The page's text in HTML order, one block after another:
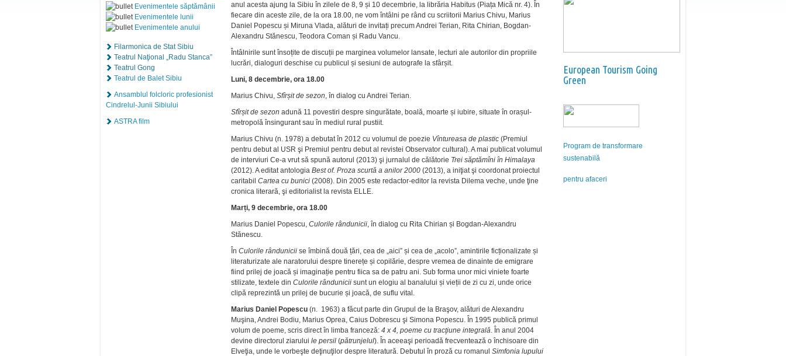
Evenimentele săptămânii
Evenimentele lunii
Evenimentele anului
Filarmonica de Stat Sibiu
Teatrul Naţional „Radu Stanca”
Teatrul Gong
Teatrul de Balet Sibiu
Ansamblul folcloric profesionist
Cindrelul-Junii Sibiului
ASTRA film
anul acesta ajung la Sibiu în zilele de 8, 9 și 10 decembrie, la librăria Habitus (Piața Mică nr. 4). În
fiecare din aceste zile, de la ora 18.00, ne vom întâlni pe rând cu scriitorii Marius Chivu, Marius
Daniel Popescu și Miruna Vlada, alături de invitați precum Andrei Terian, Rita Chirian, Bogdan-
Alexandru Stănescu, Teodora Coman și Radu Vancu.
Întâlnirile sunt însoțite de discuții pe marginea volumelor lansate, lecturi ale autorilor din propriile
lucrări, dialoguri deschise cu publicul și sesiuni de autografe la sfârșit.
Luni, 8 decembrie, ora 18.00
Marius Chivu, Sfîrșit de sezon, în dialog cu Andrei Terian.
Sfîrșit de sezon adună 11 povestiri despre singurătate, boală, moarte și iubire, situate în orașul-
metropolă însingurant sau în mediul rural pustiit.
Marius Chivu (n. 1978) a debutat în 2012 cu volumul de poezie Vîntureasa de plastic (Premiul
pentru debut al USR şi Premiul pentru debut al revistei Observator cultural). A mai publicat volumul
de interviuri Ce-a vrut să spună autorul (2013) şi jurnalul de călătorie Trei săptămîni în Himalaya
(2012). A editat antologia Best of. Proza scurtă a anilor 2000 (2013), a iniţiat şi coordonat proiectul
caritabil Cartea cu bunici (2008). Din 2005 este redactor-editor la revista Dilema veche, unde ţine
cronica literară, şi editorialist la revista ELLE.
Marți, 9 decembrie, ora 18.00
Marius Daniel Popescu, Culorile rândunicii, în dialog cu Rita Chirian și Bogdan-Alexandru
Stănescu.
În Culorile rândunicii se îmbină două țări, cea de „aici” și cea de „acolo”, amintirile ficționalizate și
literaturizate ale naratorului despre tinerețe și copilărie, despre vremea de dinainte de emigrare
fiind prilej de joacă și imaginație pentru fiica sa de patru ani. Sub forma unor mici viniete foarte
stilizate, textele din Culorile rândunicii sunt un elogiu al banalului și vieții de zi cu zi, unde orice
clipă reprezintă un prilej de bucurie și joacă, de suflu vital.
Marius Daniel Popescu (n. 1963) a făcut parte din Grupul de la Braşov, alături de Alexandru
Muşina, Andrei Bodiu, Marius Oprea, Caius Dobrescu şi Simona Popescu. În 1995 publică primul
volum de poeme, scris direct în limba franceză: 4 x 4, poeme cu tracţiune integrală. În anul 2004
devine directorul ziarului le persil (pătrunjelul). În aceeaşi perioadă frecventează o închisoare din
Elveţia, unde le vorbeşte deţinuţilor despre literatură. Debutul în proză cu romanul Simfonia lupului
European Tourism Going
Green
Program de transformare
sustenabilă
pentru afaceri